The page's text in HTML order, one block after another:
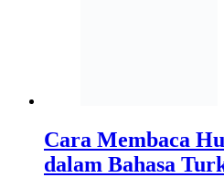
Cara Membaca
dalam Bahasa